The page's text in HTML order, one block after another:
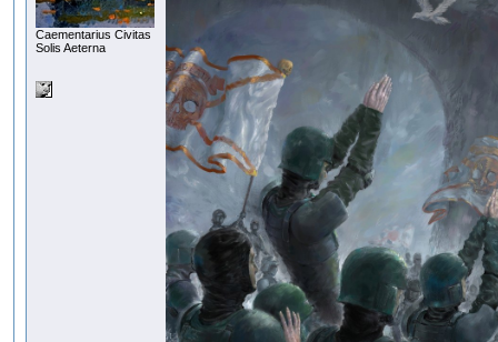
Сaementarius Civitas
Solis Aeterna